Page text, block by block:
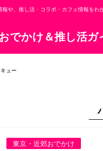
でかけ＆推し活ガ
や、推し活・コラボ・カフェ情報を
ュー
東京・近郊おでかけ